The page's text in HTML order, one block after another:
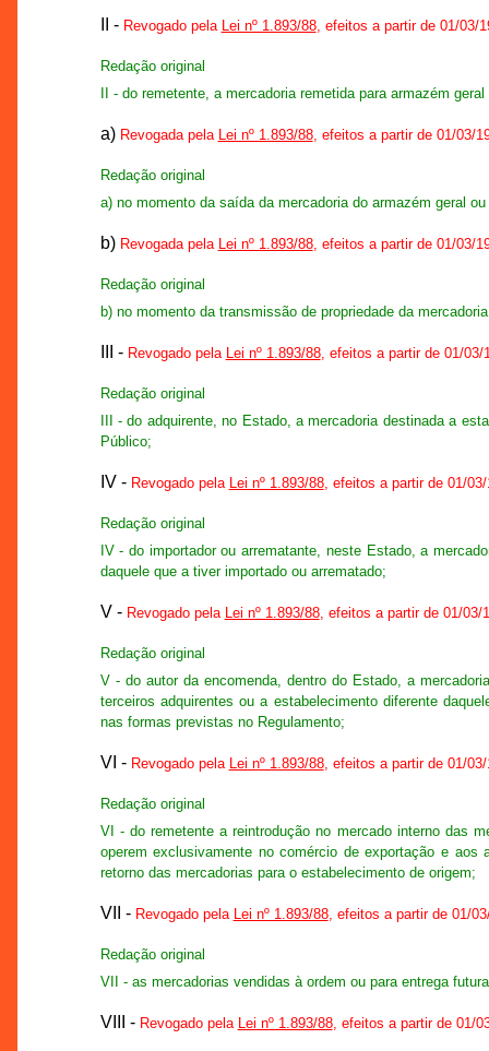
II - Revogado pela Lei nº 1.893/88, efeitos a partir de 01/03/
Redação original
II - do remetente, a mercadoria remetida para armazém
a) Revogada pela Lei nº 1.893/88, efeitos a partir de 01/03/
Redação original
a) no momento da saída da mercadoria do armazém geral
b) Revogada pela Lei nº 1.893/88, efeitos a partir de 01/03/
Redação original
b) no momento da transmissão de propriedade da
III - Revogado pela Lei nº 1.893/88, efeitos a partir de 01/03/
Redação original
III - do adquirente, no Estado, a mercadoria destinada a
Público;
IV - Revogado pela Lei nº 1.893/88, efeitos a partir de 01/03/
Redação original
IV - do importador ou arrematante, neste Estado, a
daquele que a tiver importado ou arrematado;
V - Revogado pela Lei nº 1.893/88, efeitos a partir de 01/03/
Redação original
V - do autor da encomenda, dentro do Estado, a
terceiros adquirentes ou a estabelecimento diferente
nas formas previstas no Regulamento;
VI - Revogado pela Lei nº 1.893/88, efeitos a partir de 01/03/
Redação original
VI - do remetente a reintrodução no mercado interno das
operem exclusivamente no comércio de exportação e aos
retorno das mercadorias para o estabelecimento de origem;
VII - Revogado pela Lei nº 1.893/88, efeitos a partir de 01/
Redação original
VII - as mercadorias vendidas à ordem ou para entrega
VIII - Revogado pela Lei nº 1.893/88, efeitos a partir de 01/